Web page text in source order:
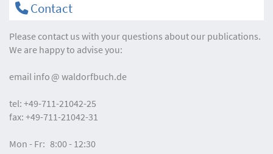
Contact
Please contact us with your questions about our publications.
We are happy to advise you:
email info waldorfbuch.de
tel: +49-711-21042-25
fax: +49-711-21042-31
Mon - Fr: 8:00 - 12:30